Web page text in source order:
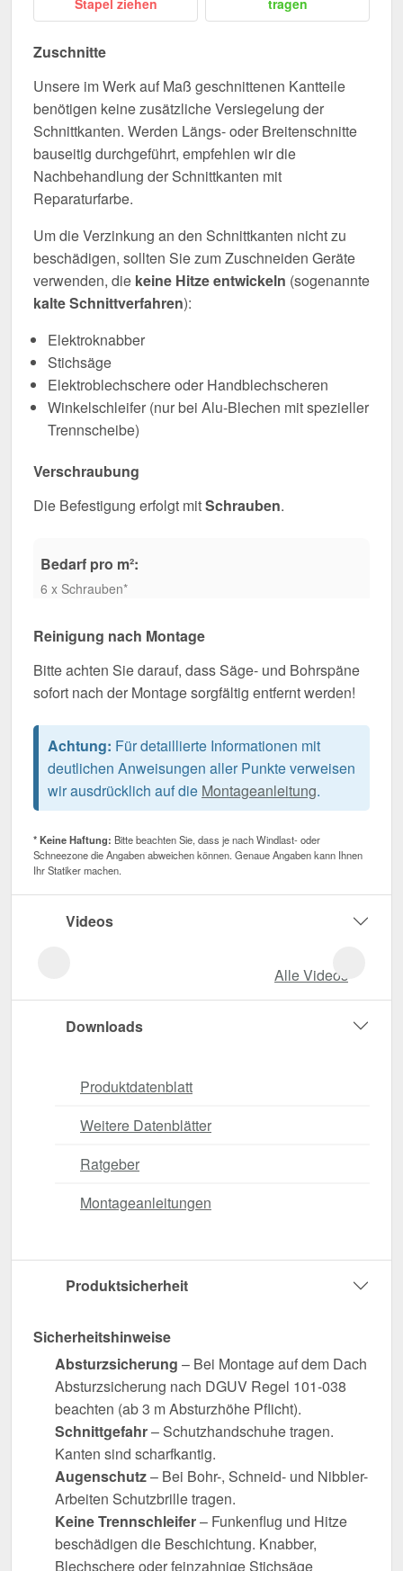
Zuschnitte
Unsere im Werk auf Maß geschnittenen Kantteile
benötigen keine zusätzliche Versiegelung der
Schnittkanten. Werden Längs- oder Breitenschnitte
bauseitig durchgeführt, empfehlen wir die
Nachbehandlung der Schnittkanten mit
Reparaturfarbe.
Um die Verzinkung an den Schnittkanten nicht zu
beschädigen, sollten Sie zum Zuschneiden Geräte
verwenden, die keine Hitze entwickeln (sogenannte
kalte Schnittverfahren):
Elektroknabber
Stichsäge
Elektroblechschere oder Handblechscheren
Winkelschleifer (nur bei Alu-Blechen mit spezieller
Trennscheibe)
Verschraubung
Die Befestigung erfolgt mitSchrauben.
Bedarf pro m²:
6 x Schrauben*
Reinigung nach Montage
Bitte achten Sie darauf, dass Säge- und Bohrspäne
sofort nach der Montage sorgfältig entfernt werden!
Achtung: Für detaillierte Informationen mit
deutlichen Anweisungen aller Punkte verweisen
wir ausdrücklich auf die Montageanleitung.
* Keine Haftung: Bitte beachten Sie, dass je nach Windlast- oder
Schneezone die Angaben abweichen können. Genaue Angaben kann Ihnen
Ihr Statiker machen.
Videos
Alle Videos
Downloads
Produktdatenblatt
Weitere Datenblätter
Ratgeber
Montageanleitungen
Produktsicherheit
Sicherheitshinweise
Absturzsicherung – Bei Montage auf dem Dach
Absturzsicherung nach DGUV Regel 101-038
beachten (ab 3 m Absturzhöhe Pflicht).
Schnittgefahr– Schutzhandschuhe tragen.
Kanten sind scharfkantig.
Augenschutz– Bei Bohr-, Schneid- und Nibbler-
Arbeiten Schutzbrille tragen.
Keine Trennschleifer– Funkenflug und Hitze
beschädigen die Beschichtung. Knabber,
Blechschere oder feinzahnige Stichsäge